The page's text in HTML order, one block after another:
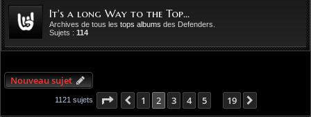
It's a long Way to the Top...
Archives de tous les tops albums des Defenders.
Sujets : 114
Nouveau sujet
1121 sujets Page sur19
Précédent
1 2 3 4 5 19